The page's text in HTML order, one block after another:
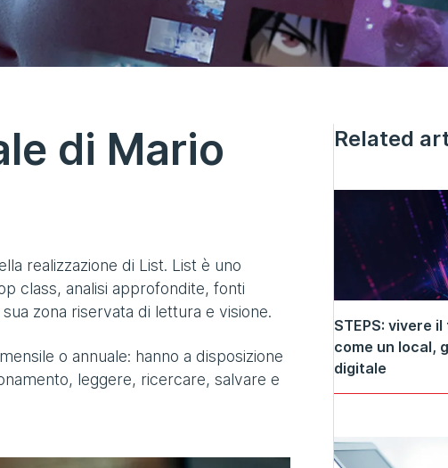
di Mario
realizzazione di List. List è uno
class, analisi approfondite, fonti
zona riservata di lettura e visione.
o annuale: hanno a disposizione
leggere, ricercare, salvare e
Related
STEPS: vivere
come un local,
digitale